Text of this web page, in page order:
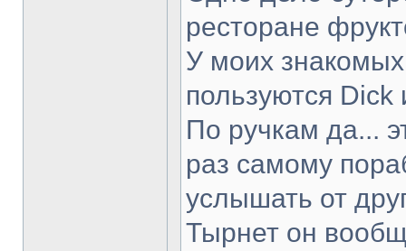
ресторане
У моих
пользуются Dick
По ручкам да...
раз самому
услышать от
Тырнет он